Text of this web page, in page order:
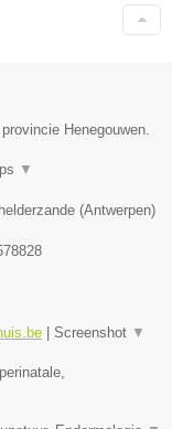
Henegouwen.
▼
(Antwerpen)
Screenshot ▼